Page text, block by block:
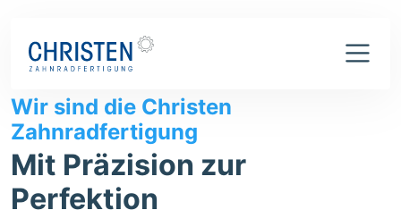
Wer wir sind
Mit Präzision zur
Perfektion
Wir sind die Christen
Zahnradfertigung